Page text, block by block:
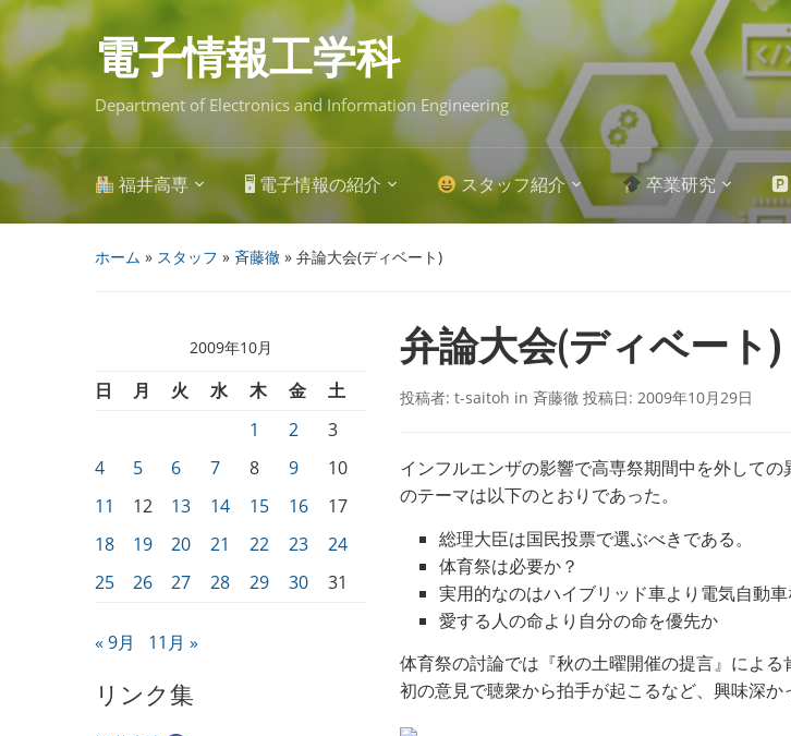
Skip
to
main
content 電子情報工学科
Department of Electronics and Information Engineering
福井高専 🖥 電子情報の紹介 スタッフ紹介 卒業研究 🅿
ホーム » スタッフ » 斉藤徹 » 弁論大会(ディベート)
2009年10月
日 月 火 水 木 金
土
1
2
3
4
5 6 7 8 9
10
11
12 13 14 15 16
17
18
19 20 21 22 23
24
25
26 27 28 29 30 31
« 9月 11月 »
リンク集
弁論大会(ディベート)
投稿者: t-saitoh in 斉藤徹 投稿日: 2009年10月29日
インフルエンザの影響で高専祭期間中を外して
のテーマは以下のとおりであった。
総理大臣は国民投票で選ぶべきである。
体育祭は必要か？
実用的なのはハイブリッド車より電気自動車
愛する人の命より自分の命を優先か
体育祭の討論では『秋の土曜開催の提言』によ
初の意見で聴衆から拍手が起こるなど、興味深か